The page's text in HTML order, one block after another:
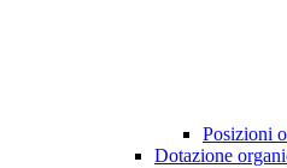
Posizioni
Dotazione